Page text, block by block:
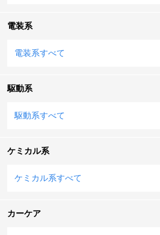
電装系
電装系すべて
駆動系
駆動系すべて
ケミカル系
ケミカル系すべて
カーケア